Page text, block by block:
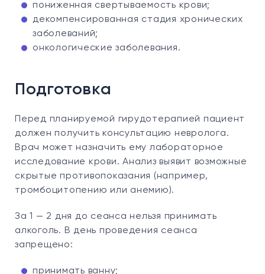
пониженная свертываемость крови;
декомпенсированная стадия хронических
заболеваний;
онкологические заболевания.
Подготовка
Перед планируемой гирудотерапией пациент
должен получить консультацию невролога.
Врач может назначить ему лабораторное
исследование крови. Анализ выявит возможные
скрытые противопоказания (например,
тромбоцитопению или анемию).
За 1 — 2 дня до сеанса нельзя принимать
алкоголь. В день проведения сеанса
запрещено:
принимать ванну;